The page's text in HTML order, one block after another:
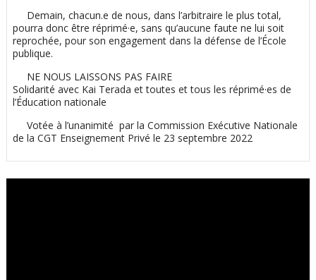
Demain, chacun.e de nous, dans l’arbitraire le plus total,
pourra donc être réprimé·e, sans qu’aucune faute ne lui soit
reprochée, pour son engagement dans la défense de l’École
publique.
NE NOUS LAISSONS PAS FAIRE
Solidarité avec Kai Terada et toutes et tous les réprimé·es de
l’Éducation nationale
Votée à l’unanimité par la Commission Exécutive Nationale
de la CGT Enseignement Privé le 23 septembre 2022